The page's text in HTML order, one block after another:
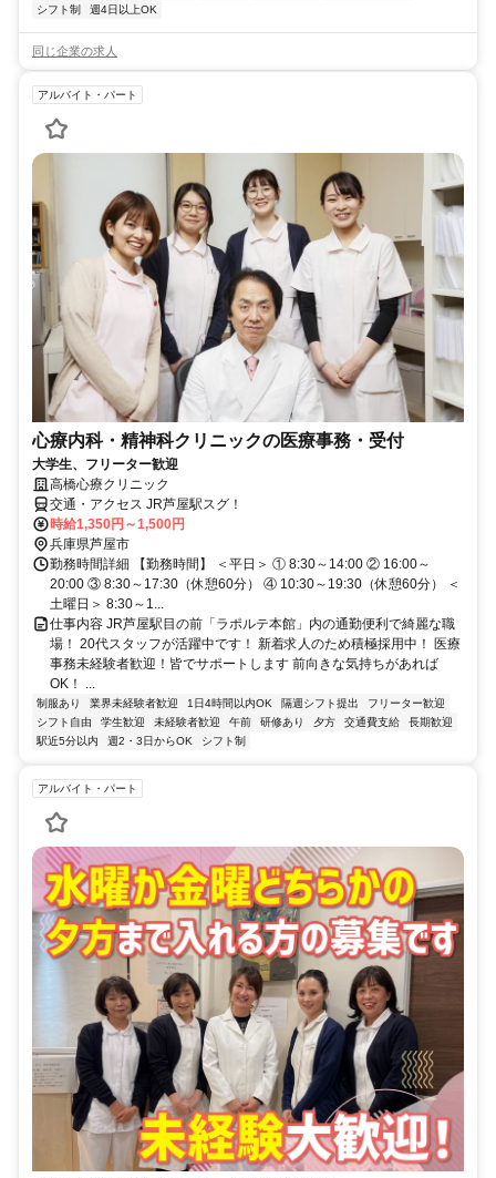
シフト制
週4日以上OK
同じ企業の求人
アルバイト・パート
心療内科・精神科クリニックの医療事務・受付
大学生、フリーター歓迎
高橋心療クリニック
交通・アクセス JR芦屋駅スグ！
時給1,350円～1,500円
兵庫県芦屋市
勤務時間詳細 【勤務時間】 ＜平日＞ ① 8:30～14:00 ② 16:00～
20:00 ③ 8:30～17:30（休憩60分） ④ 10:30～19:30（休憩60分） ＜
土曜日＞ 8:30～1...
仕事内容 JR芦屋駅目の前「ラポルテ本館」内の通勤便利で綺麗な職
場！ 20代スタッフが活躍中です！ 新着求人のため積極採用中！ 医療
事務未経験者歓迎！皆でサポートします 前向きな気持ちがあれば
OK！ ...
制服あり 業界未経験者歓迎 1日4時間以内OK 隔週シフト提出
フリーター歓迎
シフト自由
学生歓迎 未経験者歓迎 午前 研修あり 夕方 交通費支給
長期歓迎
駅近5分以内
週2・3日からOK シフト制
アルバイト・パート